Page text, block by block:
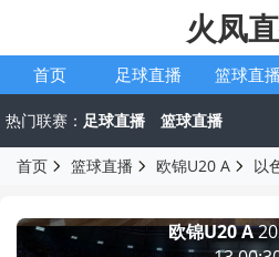
火凤
首页 足球直播 篮球直播
热门联赛： 足球直播 篮球直播
首页 篮球直播 欧锦U20 A 以
欧锦U20 A